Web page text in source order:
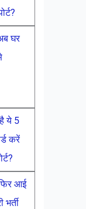
घर
ये 5
करें
आई